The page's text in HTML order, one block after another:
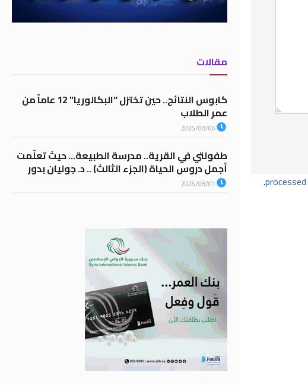
.
مقالات
كابوس النتائج.. حين تختزل “البكالوريا” 12 عاماً من
عمر الطلاب
2026/08/06
طفولتي في القرية.. مدرسة الطبيعة… حيث تعلّمت
أجمل دروس الحياة (الجزء الثالث) .. د. جوليان بدور
2026/08/01